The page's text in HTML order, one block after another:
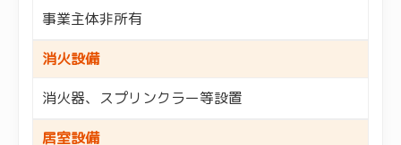
事業主体非所有
消火設備
消火器、スプリンクラー等設置
居室設備